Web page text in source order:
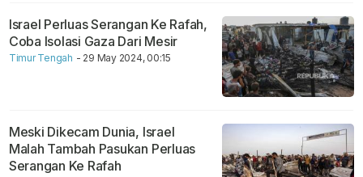
Israel Perluas Serangan Ke Rafah,
Coba Isolasi Gaza Dari Mesir
Timur Tengah - 29 May 2024, 00:15
Meski Dikecam Dunia, Israel
Malah Tambah Pasukan Perluas
Serangan Ke Rafah